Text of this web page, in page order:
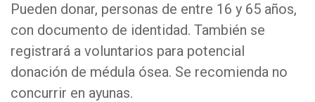
Pueden donar, personas de entre 16 y 65 años,
con documento de identidad. También se
registrará a voluntarios para potencial
donación de médula ósea. Se recomienda no
concurrir en ayunas.